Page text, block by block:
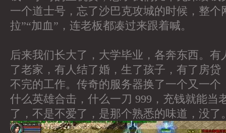
一个道士号，忘了沙巴克攻城的时候，整个
拉”“加血”，连老板都凑过来跟着喊。
后来我们长大了，大学毕业，各奔东西。有
了老家，有人结了婚，生了孩子，有了房贷
不完的工作。传奇的服务器换了一个又一个
什么英雄合击，什么一刀 999，充钱就能当
了，不是不爱了，是那个熟悉的味道，没了